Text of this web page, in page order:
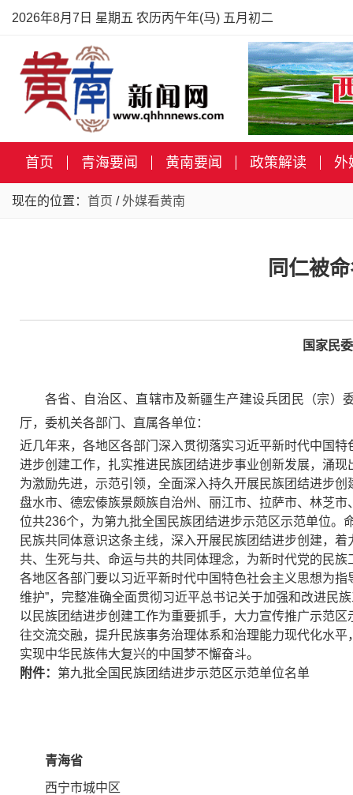
2026年8月7日 星期五 农历丙午年(马) 五月初二
首页 青海要闻 黄南要闻 政策解读 外
现在的位置： 首页 /外媒看黄南
同仁被
国家民
各省、自治区、直辖市及新疆生产建设兵团民（宗）
厅，委机关各部门、直属各单位：
近几年来，各地区各部门深入贯彻落实习近平新时代中国
进步创建工作，扎实推进民族团结进步事业创新发展，涌
为激励先进，示范引领，全面深入持久开展民族团结进步
盘水市、德宏傣族景颇族自治州、丽江市、拉萨市、林芝
位共236个，为第九批全国民族团结进步示范区示范单位
民族共同体意识这条主线，深入开展民族团结进步创建，
共、生死与共、命运与共的共同体理念，为新时代党的民
各地区各部门要以习近平新时代中国特色社会主义思想为指
维护”，完整准确全面贯彻习近平总书记关于加强和改进民
以民族团结进步创建工作为重要抓手，大力宣传推广示范
往交流交融，提升民族事务治理体系和治理能力现代化水
实现中华民族伟大复兴的中国梦不懈奋斗。
附件： 第九批全国民族团结进步示范区示范单位名单
青海省
西宁市城中区